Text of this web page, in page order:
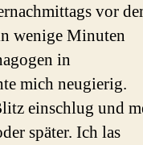
vor
wenige Minuten
in
mich neugierig.
einschlug und
später. Ich las